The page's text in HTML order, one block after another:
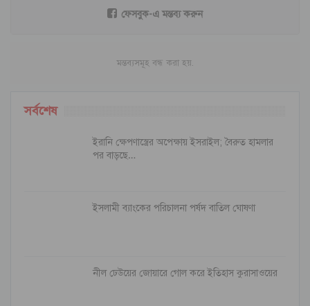
ফেসবুক-এ মন্তব্য করুন
মন্তব্যসমূহ বন্ধ করা হয়.
সর্বশেষ
ইরানি ক্ষেপণাস্ত্রের অপেক্ষায় ইসরাইল; বৈরুত হামলার
পর বাড়ছে…
ইসলামী ব্যাংকের পরিচালনা পর্ষদ বাতিল ঘোষণা
নীল ঢেউয়ের জোয়ারে গোল করে ইতিহাস কুরাসাওয়ের